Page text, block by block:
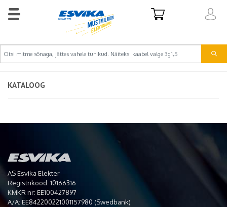
KATALOOG
AS Esvika Elekter
Registrikood: 10166316
KMKR nr: EE100427897
A/A: EE842200221001157980 (Swedbank)